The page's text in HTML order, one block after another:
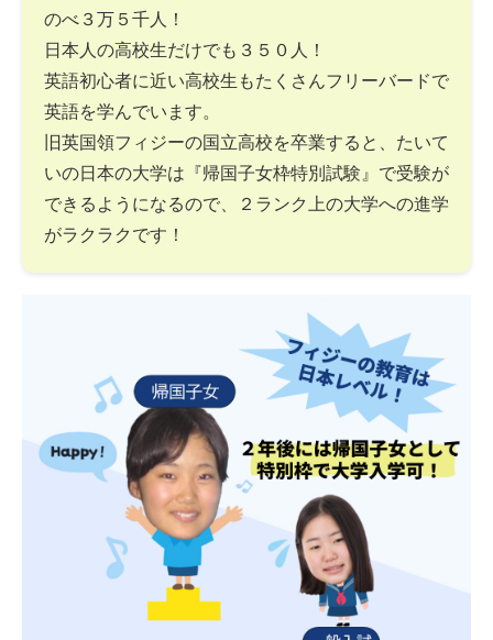
のべ３万５千人！
日本人の高校生だけでも３５０人！
英語初心者に近い高校生もたくさんフリーバードで
英語を学んでいます。
旧英国領フィジーの国立高校を卒業すると、たいて
いの日本の大学は『帰国子女枠特別試験』で受験が
できるようになるので、２ランク上の大学への進学
がラクラクです！